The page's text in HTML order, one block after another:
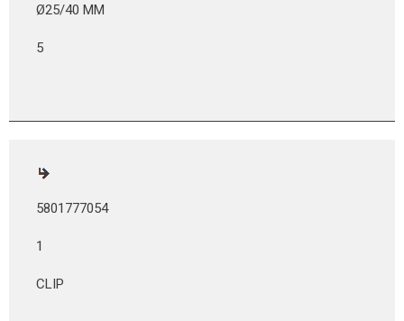
Ø25/40 MM
5
5801777054
1
CLIP